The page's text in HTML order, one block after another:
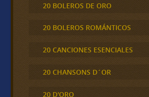
20 BOLEROS DE ORO
20 BOLEROS ROMÁNTICOS
20 CANCIONES ESENCIALES
20 CHANSONS D´OR
20 D'ORO